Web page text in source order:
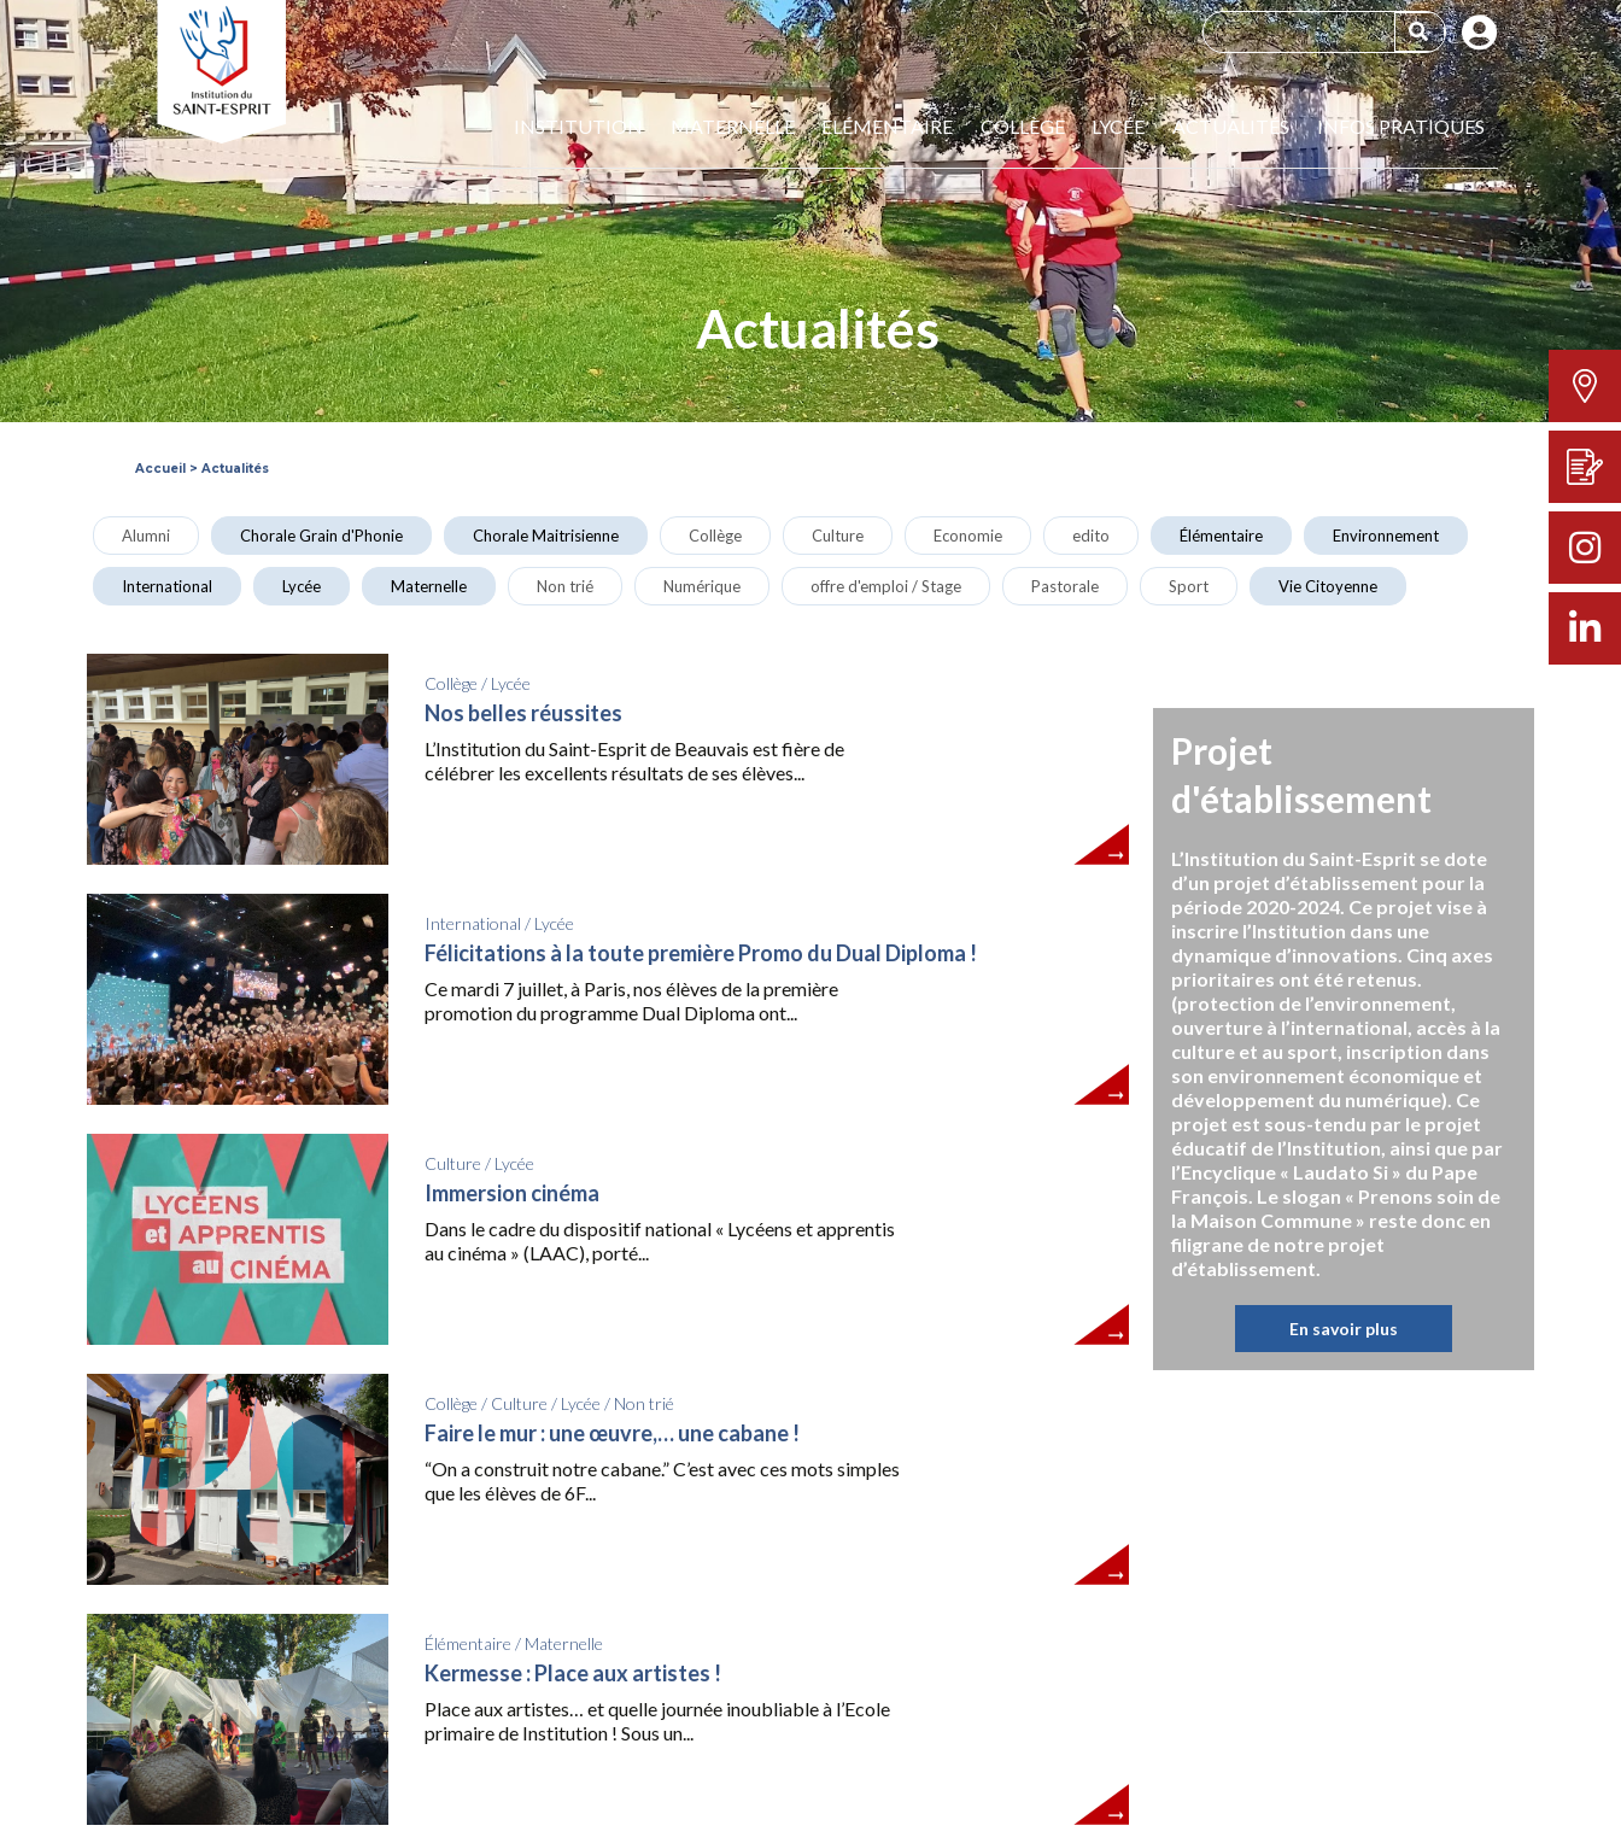
INSTITUTION MATERNELLE ELÉMENTAIRE COLLÈGE LYCÉE ACTUALITÉS INFOS PRATIQUES
Actualités
Accueil > Actualités
Alumni Chorale Grain d'Phonie Chorale Maitrisienne Collège Culture Economie edito Élémentaire Environnement
International Lycée Maternelle Non trié Numérique offre d'emploi / Stage Pastorale Sport Vie Citoyenne
Collège / Lycée
Nos belles réussites
L’Institution du Saint-Esprit de Beauvais est fière de
célébrer les excellents résultats de ses élèves...
International / Lycée
Félicitations à la toute première Promo du Dual Diploma !
Ce mardi 7 juillet, à Paris, nos élèves de la première
promotion du programme Dual Diploma ont...
Culture / Lycée
Immersion cinéma
Dans le cadre du dispositif national « Lycéens et apprentis
au cinéma » (LAAC), porté...
Collège / Culture / Lycée / Non trié
Faire le mur : une œuvre,… une cabane !
“On a construit notre cabane.” C’est avec ces mots simples
que les élèves de 6F...
Élémentaire / Maternelle
Kermesse : Place aux artistes !
Place aux artistes… et quelle journée inoubliable à l’Ecole
primaire de Institution ! Sous un...
Projet
d'établissement
L’Institution du Saint-Esprit se dote
d’un projet d’établissement pour la
période 2020-2024. Ce projet vise à
inscrire l’Institution dans une
dynamique d’innovations. Cinq axes
prioritaires ont été retenus.
(protection de l’environnement,
ouverture à l’international, accès à la
culture et au sport, inscription dans
son environnement économique et
développement du numérique). Ce
projet est sous-tendu par le projet
éducatif de l’Institution, ainsi que par
l’Encyclique « Laudato Si » du Pape
François. Le slogan « Prenons soin de
la Maison Commune » reste donc en
filigrane de notre projet
d’établissement.
En savoir plus